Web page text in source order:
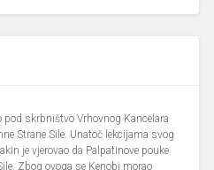
pod skrbništvo Vrhovnog Kancelara
Strane Sile. Unatoč lekcijama svog
je vjerovao da Palpatinove pouke
Zbog ovoga se Kenobi morao